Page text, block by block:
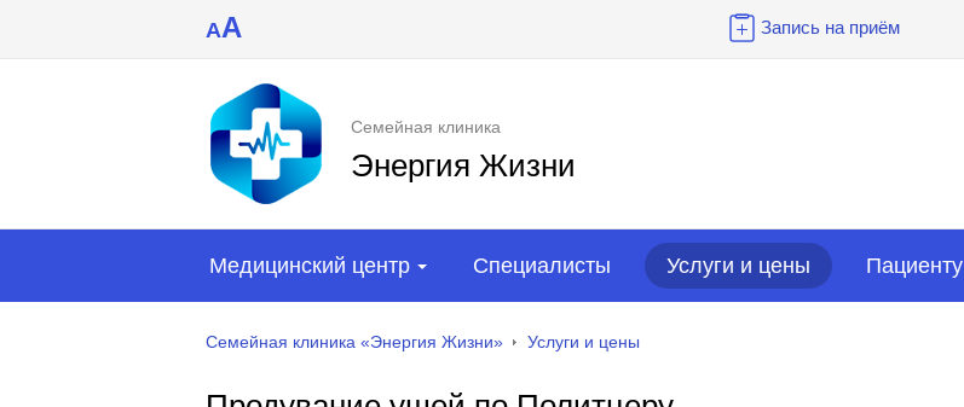
AA Запись на приём
Семейная клиника
Энергия Жизни
Медицинский центр Специалисты Услуги и цены Пациенту
Семейная клиника «Энергия Жизни» Услуги и цены